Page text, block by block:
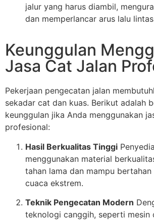
jalur yang harus diambil,
dan memperlancar arus lalu
Keunggulan
Jasa Cat Jalan
Pekerjaan pengecatan jalan
sekadar cat dan kuas. Berikut adalah
keunggulan jika Anda menggunakan
profesional:
Hasil Berkualitas Tinggi
menggunakan material
tahan lama dan mampu
cuaca ekstrem.
Teknik Pengecatan Modern
teknologi canggih, seperti mesin